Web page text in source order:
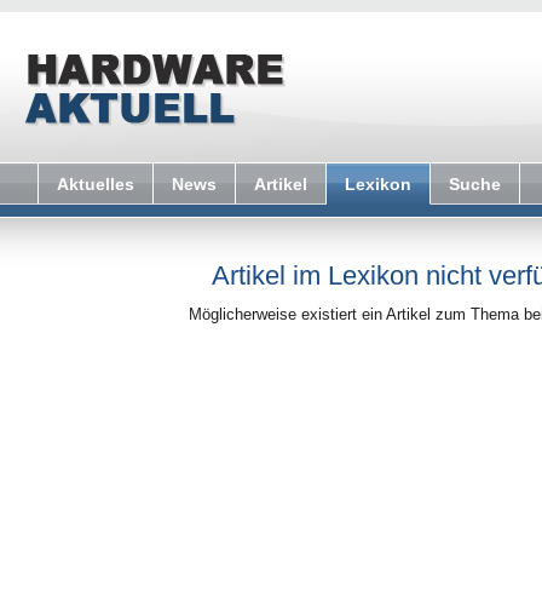
Aktuelles News Artikel Lexikon Suche
Artikel im Lexikon nicht
Möglicherweise existiert ein Artikel zum Thema